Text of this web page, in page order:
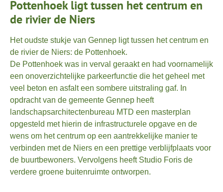
Pottenhoek ligt tussen het centrum en
de rivier de Niers
Het oudste stukje van Gennep ligt tussen het centrum en
de rivier de Niers: de Pottenhoek.
De Pottenhoek was in verval geraakt en had voornamelijk
een onoverzichtelijke parkeerfunctie die het geheel met
veel beton en asfalt een sombere uitstraling gaf. In
opdracht van de gemeente Gennep heeft
landschapsarchitectenbureau MTD een masterplan
opgesteld met hierin de infrastructurele opgave en de
wens om het centrum op een aantrekkelijke manier te
verbinden met de Niers en een prettige verblijfplaats voor
de buurtbewoners. Vervolgens heeft Studio Foris de
verdere groene buitenruimte ontworpen.